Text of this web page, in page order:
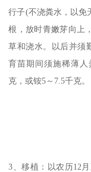
行子(不浇粪水，以免
根，放时青嫩芽向上
草和浇水。以后并须
育苗期间须施稀薄人
克，或铵5～7.5千克。
3、移植：以农历12